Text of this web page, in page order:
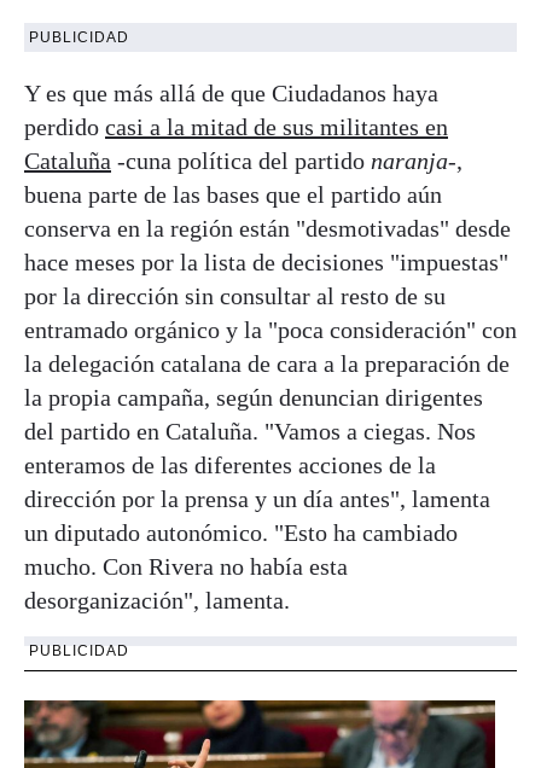
PUBLICIDAD
Y es que más allá de que Ciudadanos haya
perdido casi a la mitad de sus militantes en
Cataluña -cuna política del partido naranja-,
buena parte de las bases que el partido aún
conserva en la región están "desmotivadas" desde
hace meses por la lista de decisiones "impuestas"
por la dirección sin consultar al resto de su
entramado orgánico y la "poca consideración" con
la delegación catalana de cara a la preparación de
la propia campaña, según denuncian dirigentes
del partido en Cataluña. "Vamos a ciegas. Nos
enteramos de las diferentes acciones de la
dirección por la prensa y un día antes", lamenta
un diputado autonómico. "Esto ha cambiado
mucho. Con Rivera no había esta
desorganización", lamenta.
PUBLICIDAD